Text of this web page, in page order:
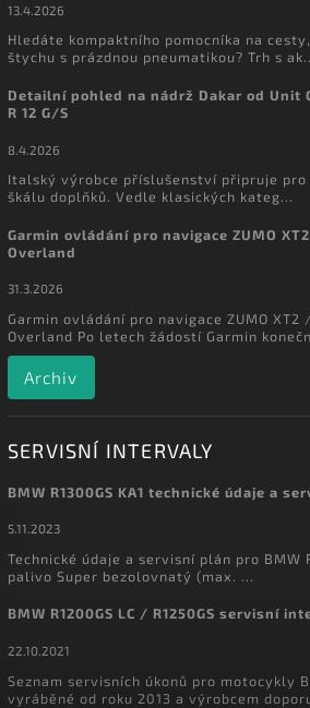
13.4.2026
Hledáte kompaktního pomocníka na
štychu s prázdnou pneumatikou? Trh s
Detailní pohled na nádrž Dakar od Unit
R 12 G/S
8.4.2026
Italský výrobce příslušenství připruje pro
škálu doplňků. Vedle klasických kateg...
Garmin ovládání pro navigace ZUMO
Overland
31.3.2026
Garmin ovládání pro navigace ZUMO XT2
Overland Po letech žádostí Garmin
Archiv
SERVISNÍ INTERVALY
BMW R1300GS KA1 technické údaje a
5.11.2023
Technické údaje a servisní plán pro BMW
palivo Super bezolovnatý (max. ...
BMW R1200GS LC / R1250GS servisní
22.10.2021
Seznam servisních úkonů pro motocykly
vyráběné od roku 2013 a výrobcem